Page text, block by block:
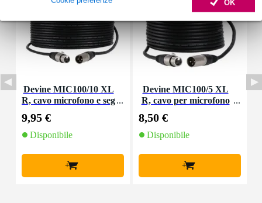
OK
Devine MIC100/10 XL
R, cavo microfono e seg
9,95 €
Disponibile
+
Devine MIC100/5 XL
R, cavo per microfono
8,50 €
Disponibile
+